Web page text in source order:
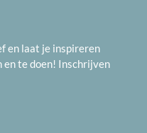
en laat je inspireren
en te doen! Inschrijven